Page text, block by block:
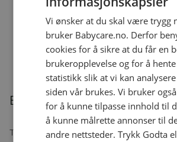
Helledussen Ullongs, Heart
kr 279,00kr 167,40
Beskrivelse
Trøst og ro ned babyen døgnet rundt med
Vi ønsker at du skal være trygg
bruker Babycare.no. Derfor
cookies for å sikre at du får en
brukeropplevelse og for å
statistikk slik at vi kan
siden vår brukes. Vi bruker
for å kunne tilpasse innhold til
å kunne målrette annonser til
andre nettsteder. Trykk Godta